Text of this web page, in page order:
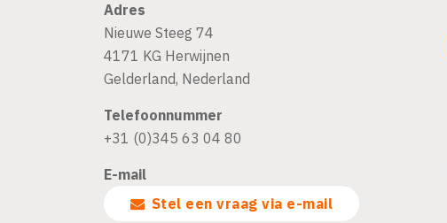
Adres
Nieuwe Steeg 74
4171 KG Herwijnen
Gelderland, Nederland
Telefoonnummer
+31 (0)345 63 04 80
E-mail
Stel een vraag via e-mail